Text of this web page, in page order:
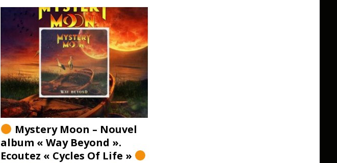
Mystery Moon – Nouvel
album « Way Beyond ».
Ecoutez « Cycles Of Life »